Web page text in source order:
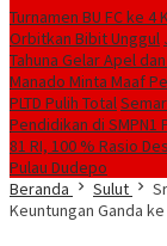
Turnamen BU FC ke
Orbitkan Bibit Unggul
Tahuna Gelar Apel
Manado Minta Maaf
PLTD Pulih Total
Pendidikan di SMPN1
81 RI, 100 % Rasio
Pulau Dudepo
Beranda
Sulut
Keuntungan Ganda